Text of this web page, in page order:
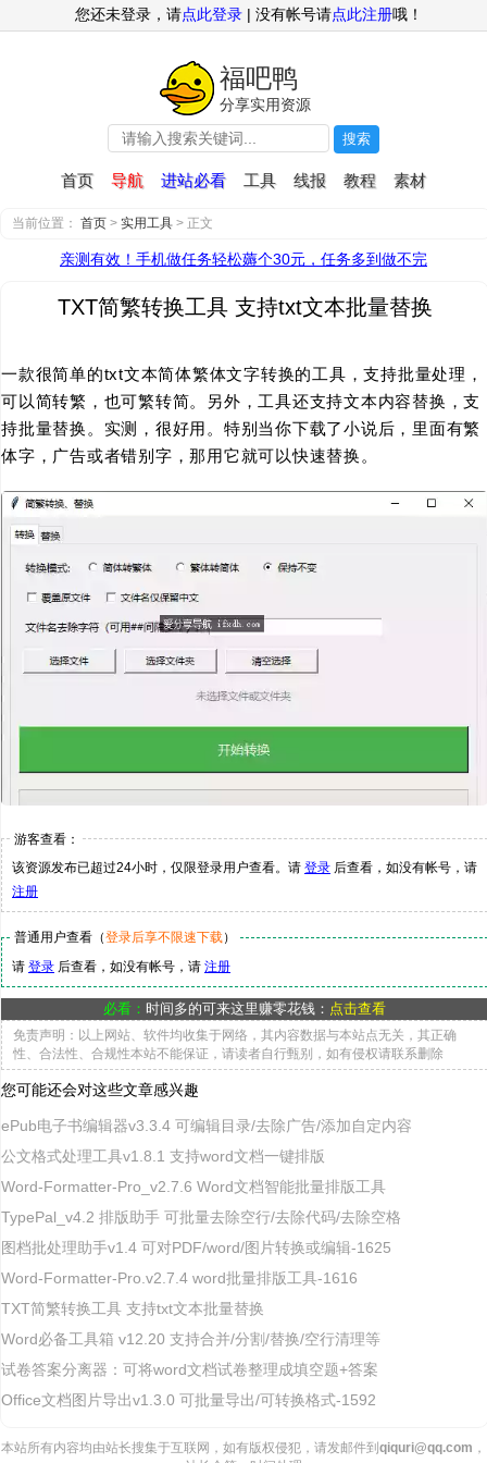
福吧鸭
分享实用资源
搜索
首页 导航 进站必看 工具 线报 教程 素材
您还未登录，请点此登录 | 没有帐号请点此注册哦！
当前位置： 首页 > 实用工具 > 正文
亲测有效！手机做任务轻松薅个30元，任务多到做不完
TXT简繁转换工具 支持txt文本批量替换
一款很简单的txt文本简体繁体文字转换的工具，支持批量处理，
可以简转繁，也可繁转简。另外，工具还支持文本内容替换，支
持批量替换。实测，很好用。特别当你下载了小说后，里面有繁
体字，广告或者错别字，那用它就可以快速替换。
游客查看：
该资源发布已超过24小时，仅限登录用户查看。请 登录 后查看，如没有帐号，请
注册
普通用户查看（登录后享不限速下载）
请 登录 后查看，如没有帐号，请 注册
必看： 时间多的可来这里赚零花钱： 点击查看
免责声明：以上网站、软件均收集于网络，其内容数据与本站点无关，其正确
性、合法性、合规性本站不能保证，请读者自行甄别，如有侵权请联系删除
您可能还会对这些文章感兴趣
ePub电子书编辑器v3.3.4 可编辑目录/去除广告/添加自定内容
公文格式处理工具v1.8.1 支持word文档一键排版
Word-Formatter-Pro_v2.7.6 Word文档智能批量排版工具
TypePal_v4.2 排版助手 可批量去除空行/去除代码/去除空格
图档批处理助手v1.4 可对PDF/word/图片转换或编辑-1625
Word-Formatter-Pro.v2.7.4 word批量排版工具-1616
TXT简繁转换工具 支持txt文本批量替换
Word必备工具箱 v12.20 支持合并/分割/替换/空行清理等
试卷答案分离器：可将word文档试卷整理成填空题+答案
Office文档图片导出v1.3.0 可批量导出/可转换格式-1592
本站所有内容均由站长搜集于互联网，如有版权侵犯，请发邮件到 qiquri@qq.com ，